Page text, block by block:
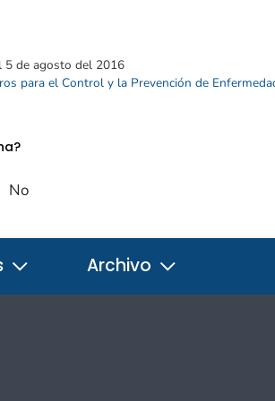
5 de agosto del 2016
para el Control y la Prevención de
No
Archivo